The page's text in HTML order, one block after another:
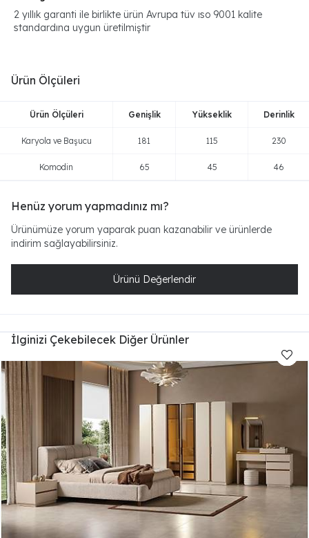
2 yıllık garanti ile birlikte ürün Avrupa tüv ıso 9001 kalite
standardına uygun üretilmiştir
Ürün Ölçüleri
Ürün Ölçüleri Genişlik Yükseklik Derinlik
Karyola ve Başucu 181 115 230
Komodin 65 45 46
Henüz yorum yapmadınız mı?
Ürünümüze yorum yaparak puan kazanabilir ve ürünlerde
indirim sağlayabilirsiniz.
Ürünü Değerlendir
İlginizi Çekebilecek Diğer Ürünler